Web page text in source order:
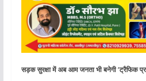
सड़क सुरक्षा में अब आम जनता भी बनेगी ‘ट्रैफिक